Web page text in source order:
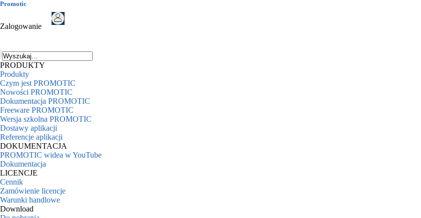
Promotic
Zalogowanie
PRODUKTY
Produkty
Czym jest PROMOTIC
Nowości PROMOTIC
Dokumentacja PROMOTIC
Freeware PROMOTIC
Wersja szkolna PROMOTIC
Dostawy aplikacji
Referencje aplikacji
DOKUMENTACJA
PROMOTIC widea w YouTube
Dokumentacja
LICENCJE
Cennik
Zamówienie licencje
Warunki handlowe
Download